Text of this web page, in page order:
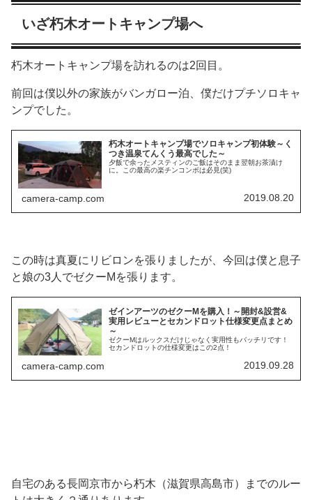
いざ朽木オートキャンプ場へ
朽木オートキャンプ場を訪れるのは2回目。
前回は僕以外の家族がバンガロー泊、僕だけプチソロキャ
ンプでした。
朽木オートキャンプ場でソロキャンプ初体験～く
つき温泉てんくう最高でした～
夕飯で余ったメスティンのご飯はそのまま翌朝お茶漬け
に。この最高の楽チンコンボは必見(笑)
camera-camp.com 2019.08.20
この時は真夏にリビロンを張りましたが、今回は僕と息子
と娘の3人でゼクーMを張ります。
ゼインアーツのゼクーMを購入！～開封&設営&
実用レビューとセカンドロット仕様変更点まとめ
～
ゼクーMはルックスだけじゃなく実用性もバッチリです！
セカンドロットの仕様変更はこの2点！
camera-camp.com 2019.09.28
自宅のある長岡京市から朽木（滋賀県高島市）までのルー